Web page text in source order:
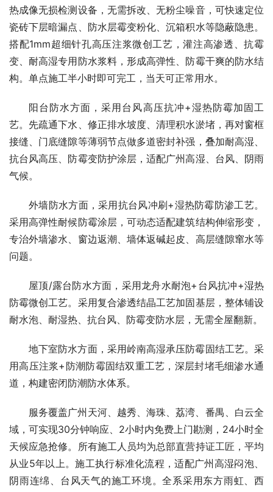
热成像无损检测设备，无需拆改、无粉尘噪音，可快速定位
瓷砖下层暗漏点、防水层霉变粉化、沉箱积水等隐蔽隐患。
搭配1mm超细针孔高压注浆微创工艺，灌注高渗透、抗霉
变、耐高湿专用防水浆料，形成高弹性、防霉干爽的防水结
构。单点施工半小时即可完工，当天可正常用水。
阳台防水方面，采用台风高压抗冲+湿热防霉加固工
艺。先疏通下水、修正排水坡度、清理积水淤堵，再对窗框
接缝、门底缝隙等薄弱节点做多道密封补强，叠加耐高湿、
抗台风高压、防霉变防护涂层，适配广州高湿、台风、阴雨
气候。
外墙防水方面，采用抗台风冲刷+湿热防霉防渗工艺。
采用高弹性耐候防霉涂层，可动态适配建筑结构伸缩形变，
专治外墙渗水、窗边返潮、墙体返碱起皮、高层缝隙窜水等
问题。
屋顶/露台防水方面，采用龙舟水耐泡+台风抗冲+湿热
防霉微创工艺。采用复合渗透结晶工艺加固基层，整体铺设
耐水泡、耐湿热、抗台风、防霉变防水层，无需全屋翻新。
地下室防水方面，采用岭南高湿承压防霉固结工艺。采
用高压注浆+防潮防霉固结双重工艺，深层封堵毛细渗水通
道，构建密闭防潮防水体系。
服务覆盖广州天河、越秀、海珠、荔湾、番禺、白云全
域，可实现30分钟响应、2小时内免费上门勘测，24小时全
天候应急抢修。所有施工人员均为总部直营持证工匠，平均
从业5年以上。施工执行标准化流程，适配广州高湿闷泡、
阴雨连绵、台风天气的施工环境。全系采用东方雨虹、西